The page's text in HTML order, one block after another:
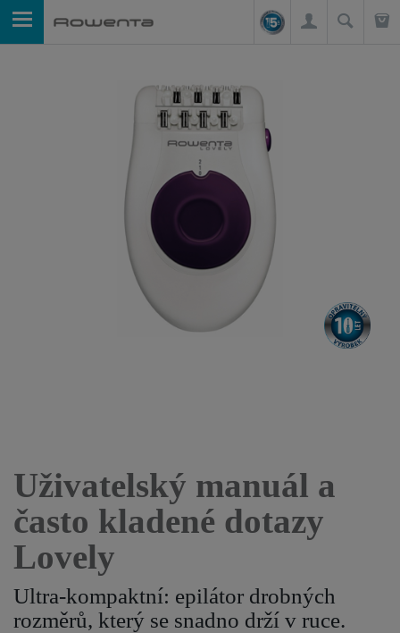
Uživatelský manuál a
často kladené dotazy
Lovely
Ultra-kompaktní: epilátor drobných
rozměrů, který se snadno drží v ruce.